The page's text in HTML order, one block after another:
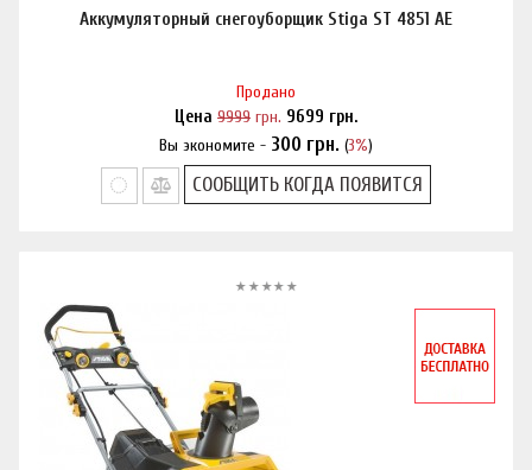
Аккумуляторный снегоуборщик Stiga ST 4851 AE
Продано
Цена 9999 грн. 9699 грн.
Вы экономите - 300 грн. (3%)
Нашли дешевле?
СООБЩИТЬ КОГДА ПОЯВИТСЯ